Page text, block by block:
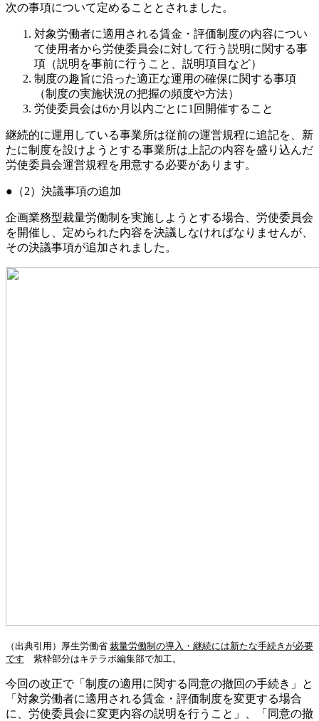
次の事項について定めることとされました。
対象労働者に適用される賃金・評価制度の内容につい
て使用者から労使委員会に対して行う説明に関する事
項（説明を事前に行うこと、説明項目など）
制度の趣旨に沿った適正な運用の確保に関する事項
（制度の実施状況の把握の頻度や方法）
労使委員会は6か月以内ごとに1回開催すること
継続的に運用している事業所は従前の運営規程に追記を、新
たに制度を設けようとする事業所は上記の内容を盛り込んだ
労使委員会運営規程を用意する必要があります。
（2）決議事項の追加
企画業務型裁量労働制を実施しようとする場合、労使委員会
を開催し、定められた内容を決議しなければなりませんが、
その決議事項が追加されました。
（出典引用）厚生労働省 裁量労働制の導入・継続には新たな手続きが必要
です 紫枠部分はキテラボ編集部で加工。
今回の改正で「制度の適用に関する同意の撤回の手続き」と
「対象労働者に適用される賃金・評価制度を変更する場合
に、労使委員会に変更内容の説明を行うこと」、「同意の撤